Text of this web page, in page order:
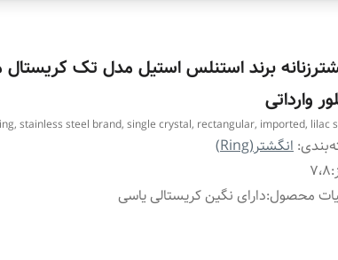
برند استنلس استیل مدل تک
وارداتی
stainless steel brand, single crystal, rectangular, imported, lilac
: انگشتر(Ring)
:۷،۸
محصول:دارای نگین کریستالی یاسی